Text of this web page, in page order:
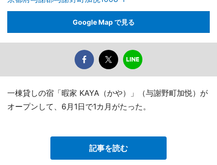
Google Map で見る
一棟貸しの宿「暇家 KAYA（かや）」（与謝野町加悦）が
オープンして、6月1日で1カ月がたった。
記事を読む